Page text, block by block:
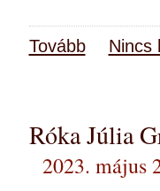
Tovább Nincs
Róka Júlia
2023. május